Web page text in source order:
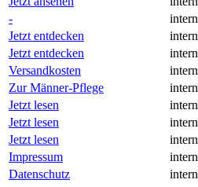
-
intern
Jetzt entdecken
intern
Jetzt entdecken
intern
Versandkosten
intern
Zur Männer-Pflege
intern
Jetzt lesen
intern
Jetzt lesen
intern
Jetzt lesen
intern
Impressum
intern
Datenschutz
intern